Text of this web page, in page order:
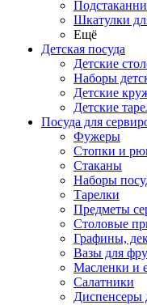
Шкатулки
Ещё
Детская посуда
Детские
Наборы
Детские
Детские
Посуда для
Фужеры
Стопки и
Стаканы
Наборы
Тарелки
Предметы
Столовые
Графины,
Вазы для
Масленки и
Салатники
Диспенсеры